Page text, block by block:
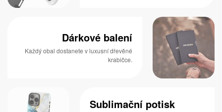
Dárkové balení
Každý obal dostanete v luxusní dřevěné
krabičce.
Sublimační potisk